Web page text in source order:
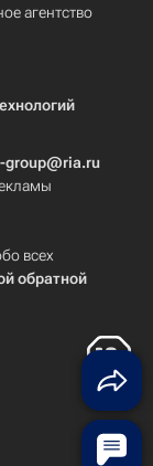
агентство
group@ria.ru
всех
обратной